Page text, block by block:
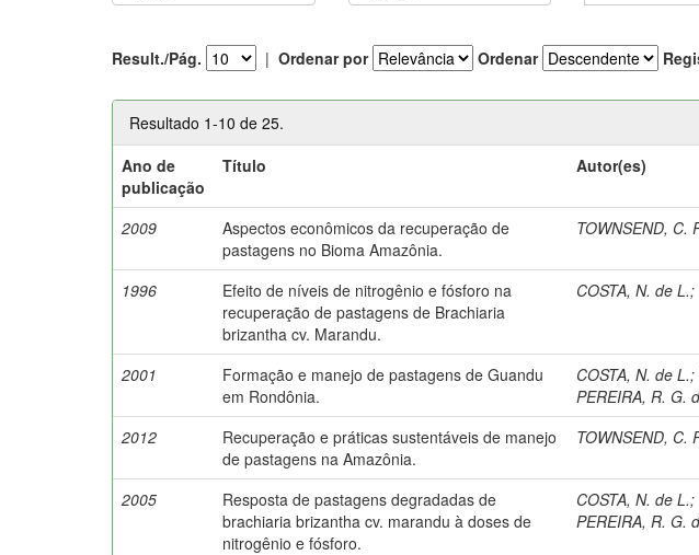
Result./Pág. | Ordenar por Ordenar
Resultado 1-10 de 25.
Ano de
publicação
Título Autor(es)
2009
Aspectos econômicos da recuperação de
pastagens no Bioma Amazônia.
TOWNSEND, C.
1996
Efeito de níveis de nitrogênio e fósforo na
recuperação de pastagens de Brachiaria
brizantha cv. Marandu.
COSTA, N. de L.;
2001
Formação e manejo de pastagens de Guandu
em Rondônia.
COSTA, N. de L.;
PEREIRA, R. G.
2012
Recuperação e práticas sustentáveis de manejo
de pastagens na Amazônia.
TOWNSEND, C.
2005
Resposta de pastagens degradadas de
brachiaria brizantha cv. marandu à doses de
nitrogênio e fósforo.
COSTA, N. de L.;
PEREIRA, R. G.